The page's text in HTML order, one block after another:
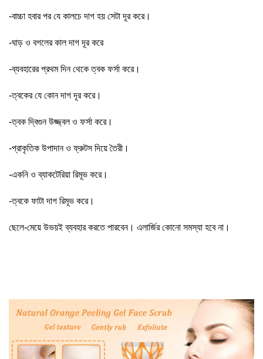
-বাচ্চা হবার পর যে কালচে দাগ হয় সেটা দূর করে।
-ঘাড় ও বগলের কাল দাগ দূর করে
-ব্যবহারের প্রথম দিন থেকে ত্বক ফর্সা করে।
-ত্বকের যে কোন দাগ দূর করে।
-ত্বক দ্বিগুন উজ্জ্বল ও ফর্সা করে।
-প্রাকৃতিক উপাদান ও ফ্রুটস দিয়ে তৈরী।
-একনি ও ব্যাকটেরিয়া রিমূভ করে।
-ত্বকে ফাটা দাগ রিমূভ করে।
ছেলে-মেয়ে উভয়ই ব্যবহার করতে পারবেন। এলার্জির কোনো সমস্যা হবে না।